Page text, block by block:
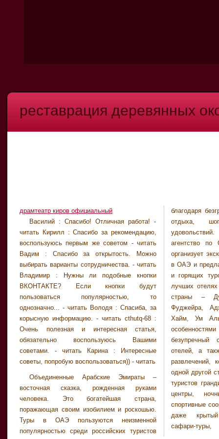
реставрация деревянных
драмтеатр киров официальный
Василий : Спасибо! Отличная работа! -
читать Кирилл : Спасибо за рекомендацию,
воспользуюсь первым же советом - читать
Вадим : Спасибо за открытость. Можно
выбирать варианты сотрудничества. - читать
Владимир : Нужны ли подобные кнопки
ВКОНТАКТЕ? Если кнопки будут
пользоваться популярностью, то
однозначно... - читать Володя : Спасиба, за
корысную информацию. - читать cthutq-68 :
Очень полезная и интересная статья,
обязательно воспользуюсь Вашими
советами. - читать Карина : Интересные
советы, попробую воспользоваться)) - читать
Объединенные Арабские Эмираты –
восточная сказка, рожденная руками
человека. Это богатейшая страна,
поражающая своим изобилием и роскошью.
Туры в ОАЭ пользуются неизменной
популярностью среди российских туристов
благодаря
отдыха,
агентство
организует
в ОАЭ и
и горящих
лучших
страны –
Фуджейра,
Хайм, Ум Аль
безупречный
отелей, а
развлечений,
одной другой
туристов
центры,
спортивные
даже
сафари-туры,
дайвингом,
рыбалкой и
отдыха
программы,
Туры в ОАЭ
поклонников
находится
центров,
счет
приобрести